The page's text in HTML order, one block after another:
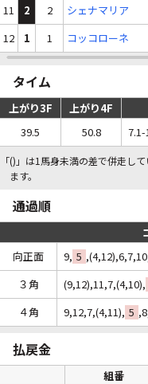
11
2 2 シェナマリア
12
1 1 コッコローネ
タイム
上がり3F 上がり4F
39.5
50.8
「()」は1馬身未満の差で併走し
ます。
通過順
向正面
9, 5
３角
(9,12),11,7,(4,10),
４角
9,12,7,(4,11), 5
払戻金
組番